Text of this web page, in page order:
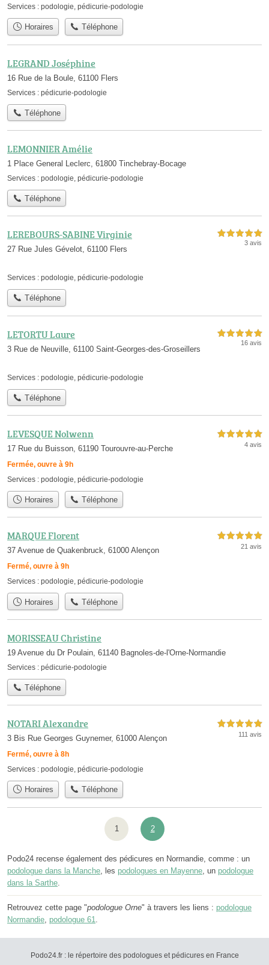
Services : podologie, pédicurie-podologie
Horaires Téléphone
LEGRAND Joséphine
16 Rue de la Boule, 61100 Flers
Services : pédicurie-podologie
Téléphone
LEMONNIER Amélie
1 Place General Leclerc, 61800 Tinchebray-Bocage
Services : podologie, pédicurie-podologie
Téléphone
LEREBOURS-SABINE Virginie
27 Rue Jules Gévelot, 61100 Flers
5,0 étoiles sur 5
3 avis
Services : podologie, pédicurie-podologie
Téléphone
LETORTU Laure
3 Rue de Neuville, 61100 Saint-Georges-des-Groseillers
5,0 étoiles sur 5
16 avis
Services : podologie pédicurie-podologie
Téléphone
LEVESQUE Nolwenn
17 Rue du Buisson, 61190 Tourouvre-au-Perche
Fermée, ouvre à 9h
5,0 étoiles sur 5
4 avis
Services : podologie, pédicurie-podologie
Horaires Téléphone
MARQUE Florent
37 Avenue de Quakenbruck, 61000 Alençon
Fermé, ouvre à 9h
5,0 étoiles sur 5
21 avis
Services : podologie, pédicurie-podologie
Horaires Téléphone
MORISSEAU Christine
19 Avenue du Dr Poulain, 61140 Bagnoles-de-l'Orne-Normandie
Services : pédicurie-podologie
Téléphone
NOTARI Alexandre
3 Bis Rue Georges Guynemer, 61000 Alençon
Fermé, ouvre à 8h
5,0 étoiles sur 5
111 avis
Services : podologie, pédicurie-podologie
Horaires Téléphone
1 2
Podo24 recense également des pédicures en Normandie, comme : un
podologue dans la Manche , les podologues en Mayenne , un podologue
dans la Sarthe
Retrouvez cette page "podologue Orne" à travers les liens : podologue
Normandie podologue 61
Podo24.fr : le répertoire des podologues et pédicures en France